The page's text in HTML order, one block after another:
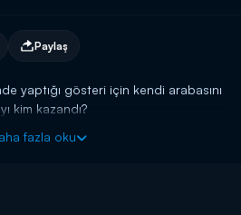
Paylaş
yaptığı gösteri için kendi arabasını
kim kazandı?
fazla oku